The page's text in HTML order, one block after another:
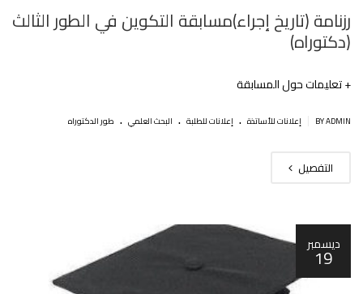
رزنامة (تاريخ إجراء)مسابقة التكوين في الطور الثالث
(دكتوراه)
+ تعليمات حول المسابقة
BY ADMIN إعلانات للأساتذة . إعلانات للطلبة . البحث العلمي . طور الدكتوراه
التفصيل
ديسمبر
19